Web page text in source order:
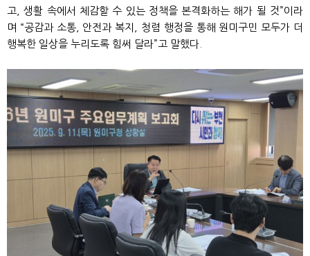
고, 생활 속에서 체감할 수 있는 정책을 본격화하는 해가 될 것”이라
며 “공감과 소통, 안전과 복지, 청렴 행정을 통해 원미구민 모두가 더
행복한 일상을 누리도록 힘써 달라”고 말했다.